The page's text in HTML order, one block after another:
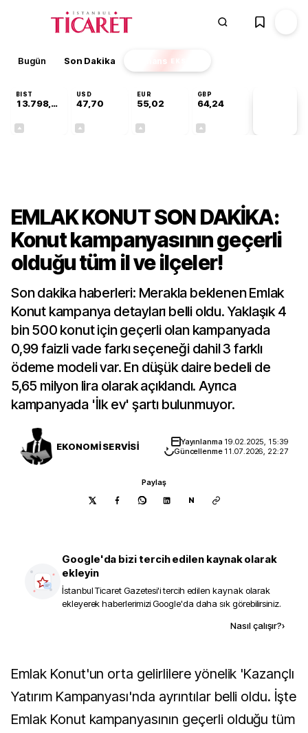
Bugün Son Dakika Finans EKSTRA
BIST
13.798,82
USD
47,70
EUR
55,02
GBP
64,24
EMLAK KONUT SON DAKİKA:
Konut kampanyasının geçerli
olduğu tüm il ve ilçeler!
Son dakika haberleri: Merakla beklenen Emlak
Konut kampanya detayları belli oldu. Yaklaşık 4
bin 500 konut için geçerli olan kampanyada
0,99 faizli vade farkı seçeneği dahil 3 farklı
ödeme modeli var. En düşük daire bedeli de
5,65 milyon lira olarak açıklandı. Ayrıca
kampanyada 'İlk ev' şartı bulunmuyor.
EKONOMİ SERVİSİ Yayınlanma 19.02.2025, 15:39
Güncellenme 11.07.2026, 22:27
Paylaş
N
Google'da bizi tercih edilen kaynak olarak
ekleyin
İstanbul Ticaret Gazetesi'i tercih edilen kaynak olarak
ekleyerek haberlerimizi Google'da daha sık görebilirsiniz.
Nasıl çalışır?›
Emlak Konut'un orta gelirlilere yönelik 'Kazançlı
Yatırım Kampanyası'nda ayrıntılar belli oldu. İşte
Emlak Konut kampanyasının geçerli olduğu tüm